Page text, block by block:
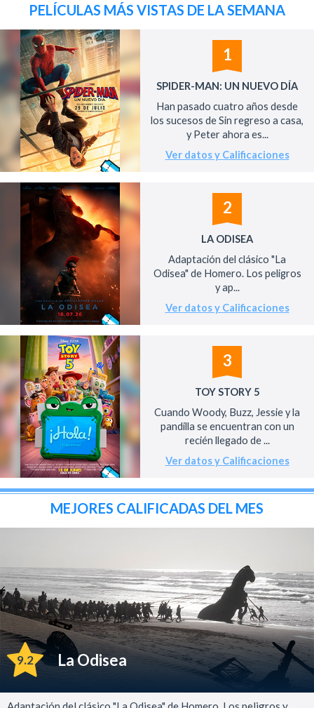
PELÍCULAS MÁS VISTAS DE LA SEMANA
1
SPIDER-MAN: UN NUEVO DÍA
Han pasado cuatro años desde
los sucesos de Sin regreso a casa,
y Peter ahora es...
Ver datos y Calificaciones
2
LA ODISEA
Adaptación del clásico "La
Odisea" de Homero. Los peligros
y ap...
Ver datos y Calificaciones
3
TOY STORY 5
Cuando Woody, Buzz, Jessie y la
pandilla se encuentran con un
recién llegado de ...
Ver datos y Calificaciones
MEJORES CALIFICADAS DEL MES
9.2 La Odisea